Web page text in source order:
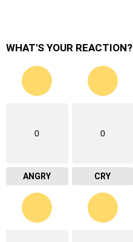
WHAT'S YOUR REACTION?
0
ANGRY
0
CRY